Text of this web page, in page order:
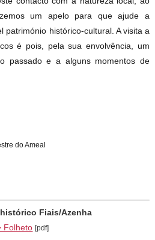
um apelo para que ajude a
património histórico-cultural. A visita a
é pois, pela sua envolvência, um
passado e a alguns momentos de
do Ameal
Fiais/Azenha
Folheto [pdf]